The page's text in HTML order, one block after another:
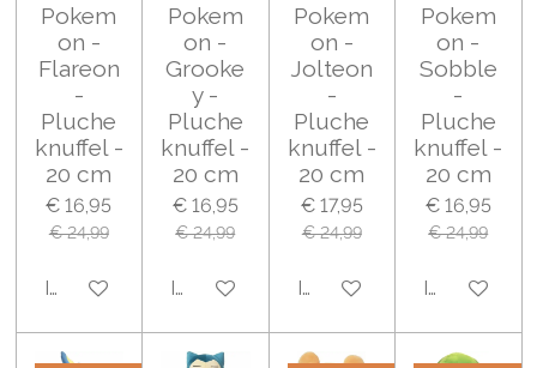
Pokem
on -
Flareon
-
Pluche
knuffel -
20 cm
€ 16,95
€ 24,99
In winkelwagen
Pokem
on -
Grooke
y -
Pluche
knuffel -
20 cm
€ 16,95
€ 24,99
In winkelwagen
Pokem
on -
Jolteon
-
Pluche
knuffel -
20 cm
€ 17,95
€ 24,99
In winkelwagen
Pokem
on -
Sobble
-
Pluche
knuffel -
20 cm
€ 16,95
€ 24,99
In